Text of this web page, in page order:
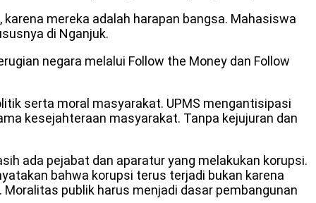
mereka adalah harapan bangsa. Mahasiswa
di Nganjuk.
negara melalui Follow the Money dan Follow
serta moral masyarakat. UPMS mengantisipasi
kesejahteraan masyarakat. Tanpa kejujuran dan
ada pejabat dan aparatur yang melakukan korupsi.
bahwa korupsi terus terjadi bukan karena
publik harus menjadi dasar pembangunan